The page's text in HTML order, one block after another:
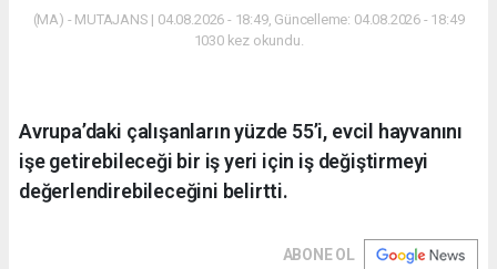
(MA) - MUTAJANS | 04.08.2026 - 18:49, Güncelleme: 04.08.2026 - 18:49
1030 kez okundu.
Avrupa’daki çalışanların yüzde 55’i, evcil hayvanını
işe getirebileceği bir iş yeri için iş değiştirmeyi
değerlendirebileceğini belirtti.
ABONE OL